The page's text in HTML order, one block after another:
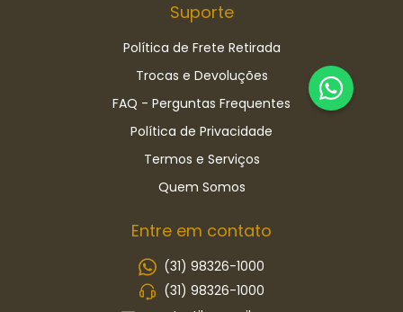
Suporte
Política de Frete Retirada
Trocas e Devoluções
FAQ - Perguntas Frequentes
Política de Privacidade
Termos e Serviços
Quem Somos
Entre em contato
(31) 98326-1000
(31) 98326-1000